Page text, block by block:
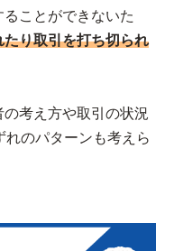
ことができないた
り取引を打ち切られ
考え方や取引の状況
のパターンも考えら